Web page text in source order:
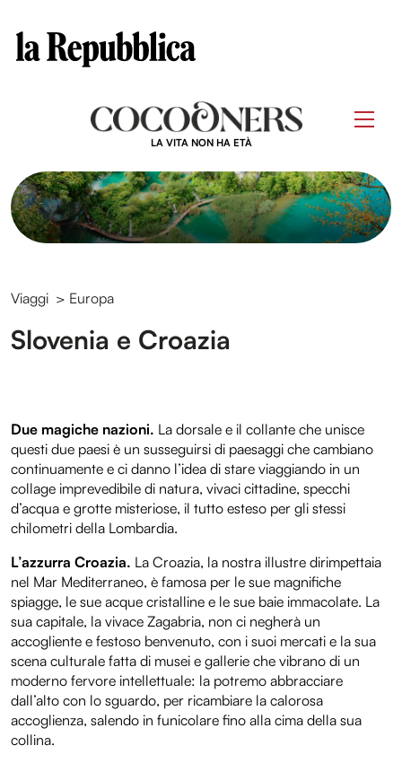
LA VITA NON HA ETÀ
Viaggi > Europa
Slovenia e Croazia
Due magiche nazioni. La dorsale e il collante che unisce
questi due paesi è un susseguirsi di paesaggi che cambiano
continuamente e ci danno l’idea di stare viaggiando in un
collage imprevedibile di natura, vivaci cittadine, specchi
d’acqua e grotte misteriose, il tutto esteso per gli stessi
chilometri della Lombardia.
L’azzurra Croazia. La Croazia, la nostra illustre dirimpettaia
nel Mar Mediterraneo, è famosa per le sue magnifiche
spiagge, le sue acque cristalline e le sue baie immacolate. La
sua capitale, la vivace Zagabria, non ci negherà un
accogliente e festoso benvenuto, con i suoi mercati e la sua
scena culturale fatta di musei e gallerie che vibrano di un
moderno fervore intellettuale: la potremo abbracciare
dall’alto con lo sguardo, per ricambiare la calorosa
accoglienza, salendo in funicolare fino alla cima della sua
collina.